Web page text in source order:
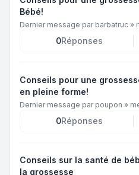
Bébé!
Dernier message par barbatruc »
0Réponses
Conseils pour une
en pleine forme!
Dernier message par poupon »
0Réponses
Conseils sur la santé de
la grossesse